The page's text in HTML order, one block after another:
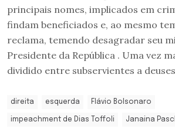
principais nomes, implicados em
findam beneficiados e, ao mesmo
reclama, temendo desagradar seu
Presidente da República . Uma vez
dividido entre subservientes a
direita esquerda Flávio Bolsonaro
impeachment de Dias Toffoli Janaina